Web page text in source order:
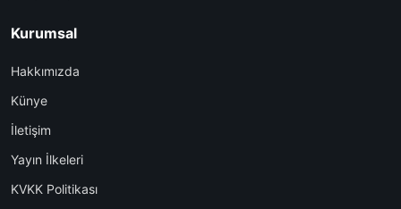
Kurumsal
Hakkımızda
Künye
İletişim
Yayın İlkeleri
KVKK Politikası